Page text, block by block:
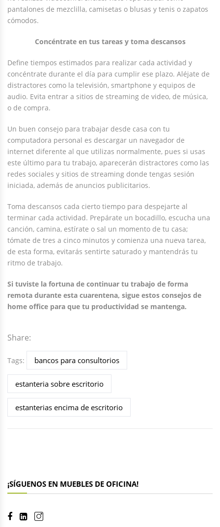
pantalones de mezclilla, camisetas o blusas y tenis o zapatos
cómodos.
Concéntrate en tus tareas y toma descansos
Define tiempos estimados para realizar cada actividad y
concéntrate durante el día para cumplir ese plazo. Aléjate de
distractores como la televisión, smartphone y equipos de
audio. Evita entrar a sitios de streaming de video, de música,
o de compra.
Un buen consejo para trabajar desde casa con tu
computadora personal es descargar un navegador de
internet diferente al que utilizas normalmente, pues si usas
este último para tu trabajo, aparecerán distractores como las
redes sociales y sitios de streaming donde tengas sesión
iniciada, además de anuncios publicitarios.
Toma descansos cada cierto tiempo para despejarte al
terminar cada actividad. Prepárate un bocadillo, escucha una
canción, camina, estírate o sal un momento de tu casa;
tómate de tres a cinco minutos y comienza una nueva tarea,
de esta forma, evitarás sentirte saturado y mantendrás tu
ritmo de trabajo.
Si tuviste la fortuna de continuar tu trabajo de forma
remota durante esta cuarentena, sigue estos consejos de
home office para que tu productividad se mantenga.
Share:
Tags: bancos para consultorios
estanteria sobre escritorio
estanterias encima de escritorio
¡SÍGUENOS EN MUEBLES DE OFICINA!